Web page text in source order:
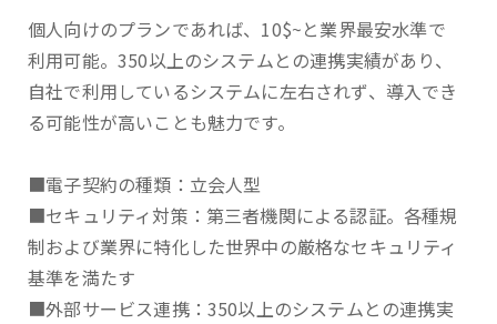
個人向けのプランであれば、10$~と業界最安水準で
利用可能。350以上のシステムとの連携実績があり、
自社で利用しているシステムに左右されず、導入でき
る可能性が高いことも魅力です。
■電子契約の種類：立会人型
■セキュリティ対策：第三者機関による認証。各種規
制および業界に特化した世界中の厳格なセキュリティ
基準を満たす
■外部サービス連携：350以上のシステムとの連携実